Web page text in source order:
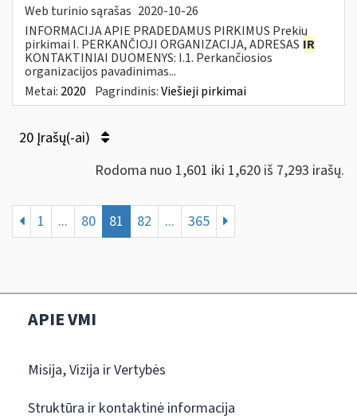
Web turinio sąrašas 2020-10-26
INFORMACIJA APIE PRADEDAMUS PIRKIMUS Prekių
pirkimai I. PERKANČIOJI ORGANIZACIJA, ADRESAS IR
KONTAKTINIAI DUOMENYS: I.1. Perkančiosios
organizacijos pavadinimas...
Metai: 2020 Pagrindinis:Viešieji pirkimai
20 Įrašų(-ai)
Rodoma nuo 1,601 iki 1,620 iš 7,293 irašų.
1 ... 80 81 82 ... 365
APIE VMI
Misija, Vizija ir Vertybės
Struktūra ir kontaktinė informacija